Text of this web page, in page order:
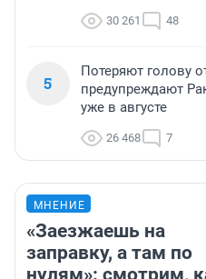
30 261 48
5
Потеряют голову
предупреждают
уже в августе
26 468 7
МНЕНИЕ
«Заезжаешь на
заправку, а там по
нулям»: смотрим,